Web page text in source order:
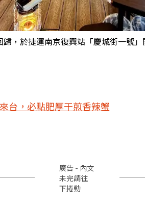
，於捷運南京復興站「慶城街一號」
台，必點肥厚干煎香辣蟹
廣告 - 內文
未完請往
下捲動